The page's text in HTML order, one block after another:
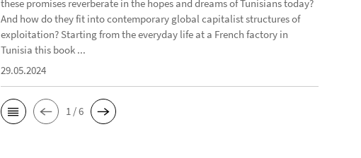
these promises reverberate in the hopes and dreams of Tunisians today?
And how do they fit into contemporary global capitalist structures of
exploitation? Starting from the everyday life at a French factory in
Tunisia this book ...
29.05.2024
1 / 6